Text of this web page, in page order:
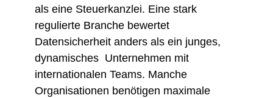
als eine Steuerkanzlei. Eine stark
regulierte Branche bewertet
Datensicherheit anders als ein junges,
dynamisches Unternehmen mit
internationalen Teams. Manche
Organisationen benötigen maximale